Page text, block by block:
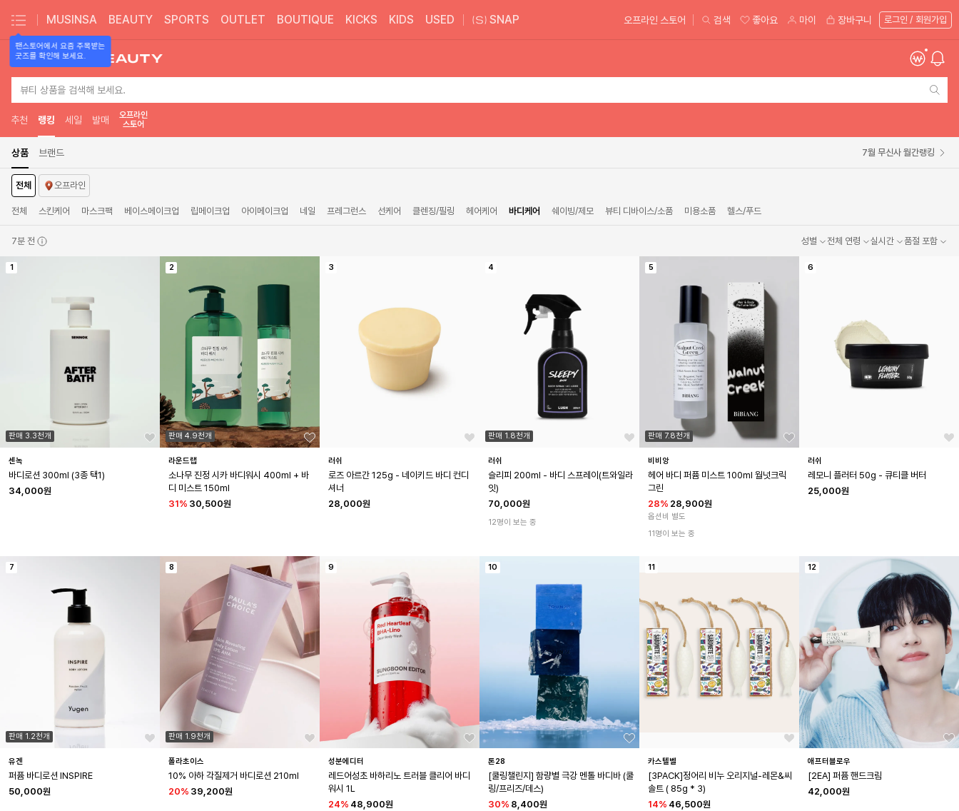
팬스토어에서 요즘 주목받는
굿즈를 확인해 보세요.
MUSINSA BEAUTY SPORTS OUTLET BOUTIQUE KICKS KIDS USED SNAP 오프라인 스토어 검색 좋아요 마이 장바구니
뷰티 상품을 검색해 보세요.
추천 랭킹 세일 발매
오프라인
스토어
상품 브랜드 7월 무신사 월간랭킹
전체 오프라인
전체 스킨케어 마스크팩 베이스메이크업 립메이크업 아이메이크업 네일 프레그런스 선케어 클렌징/필링 헤어케어 바디케어 쉐이빙/제모 뷰티 디바이스/소품 미용소품 헬스/푸드
7분 전 성별 전체 연령 실시간 품절 포함
1
판매 3.3천개
센녹
바디로션 300ml (3종 택1)
34,000원
2
판매 4.9천개
라운드랩
소나무 진정 시카 바디워시 400ml + 바
디 미스트 150ml
31% 30,500원
3
러쉬
로즈 아르간 125g - 네이키드 바디 컨디
셔너
28,000원
4
판매 1.8천개
러쉬
슬리피 200ml - 바디 스프레이(트와일라
잇)
70,000원
12명이 보는 중
5
판매 7.8천개
비비앙
헤어 바디 퍼퓸 미스트 100ml 월넛크릭
그린
28% 28,900원
옵션비 별도
11명이 보는 중
6
러쉬
레모니 플러터 50g - 큐티클 버터
25,000원
7
판매 1.2천개
유겐
퍼퓸 바디로션 INSPIRE
50,000원
8
판매 1.9천개
폴라초이스
10% 아하 각질제거 바디로션 210ml
20% 39,200원
9
성분에디터
레드어성초 바하리노 트러블 클리어 바디
워시 1L
24% 48,900원
10
톤28
[쿨링챌린지] 함량별 극강 멘톨 바디바 (쿨
링/프리즈/데스)
30% 8,400원
11
카스텔벨
[3PACK]정어리 비누 오리지널-레몬&씨
솔트 ( 85g * 3)
14% 46,500원
12
애프터블로우
[2EA] 퍼퓸 핸드크림
42,000원